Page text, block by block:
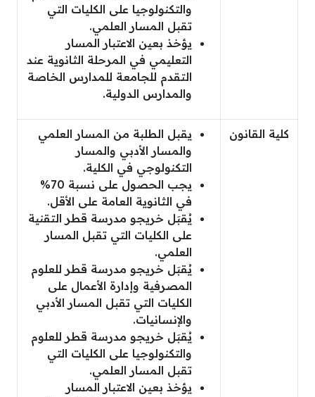
والتكنولوجيا على الكليات التي
تقبل المسار العلمي.
يؤخذ بعين الاعتبار المسار
التعليمي في المرحلة الثانوية عند
التقدم للجامعة للمدارس الخاصة
والمدارس الدولية.
كلية القانون
يقبل الطلبة من المسار العلمي
والمسار الأدبي والمسار
التكنولوجي في الكلية.
يجب الحصول على نسبة 70%
في الثانوية العامة على الأقل.
يُقبَل خريجو مدرسة قطر التقنية
على الكليات التي تقبل المسار
العلمي.
يُقبَل خريجو مدرسة قطر للعلوم
المصرفية وإدارة الأعمال على
الكليات التي تقبل المسار الأدبي
والإنسانيات.
يُقبَل خريجو مدرسة قطر للعلوم
والتكنولوجيا على الكليات التي
تقبل المسار العلمي.
يؤخذ بعين الاعتبار المسار